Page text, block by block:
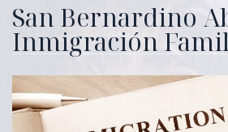
San Bernardino
Inmigración